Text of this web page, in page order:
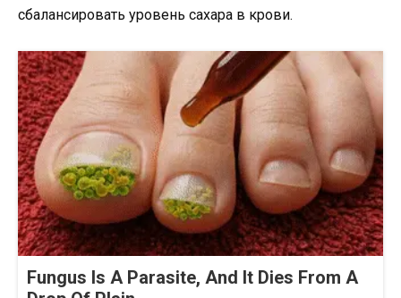
сбалансировать уровень сахара в крови.
Fungus Is A Parasite, And It Dies From A